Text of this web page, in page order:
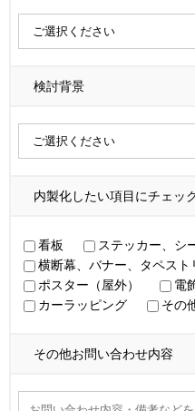
検討背景
内製化したい項目にチェッ
看板 ステッカー、シ
横断幕、バナー、タペスト
ポスター（屋外）
電
カーラッピング
その
その他お問い合わせ内容